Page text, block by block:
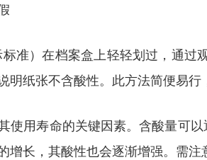
准）在档案盒上轻轻划过，通
明纸张不含酸性。此方法简便易行
使用寿命的关键因素。含酸量可
增长，其酸性也会逐渐增强。需注